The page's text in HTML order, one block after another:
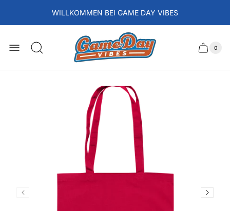
WILLKOMMEN BEI GAME DAY VIBES
Laden-
Logo
0